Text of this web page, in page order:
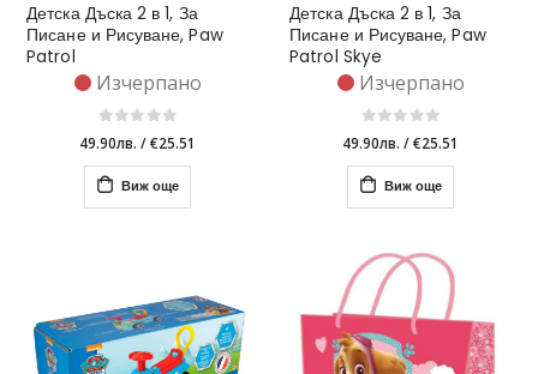
Детска Дъска 2 в 1, За
Писане и Рисуване, Paw
Patrol
Изчерпано
49.90лв. /€25.51
Виж още
Детска Дъска 2 в 1, За
Писане и Рисуване, Paw
Patrol Skye
Изчерпано
49.90лв. /€25.51
Виж още